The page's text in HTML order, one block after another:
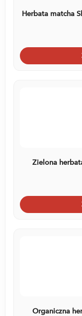
Herbata matcha
Zielona
Organiczna